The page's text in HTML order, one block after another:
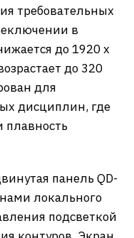
требовательных
в
до 1920 x
до 320
для
дисциплин, где
панель QD-
локального
подсветкой